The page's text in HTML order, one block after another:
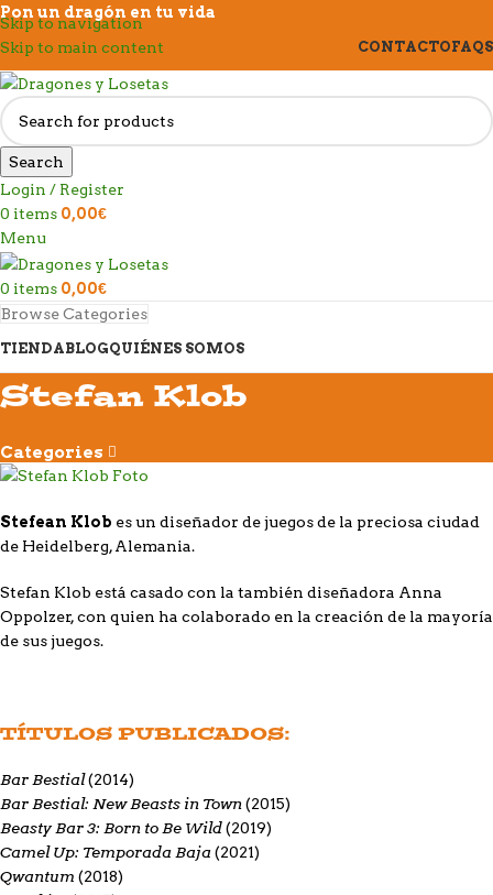
Skip to navigation
Skip to main content
Pon un dragón en tu vida
CONTACTOFAQS
Search
Login / Register
0 items 0,00€
Menu
0 items 0,00€
Browse Categories
TIENDABLOGQUIÉNES SOMOS
Stefan Klob
Categories
Stefean Klob es un diseñador de juegos de la preciosa ciudad
de Heidelberg, Alemania.
Stefan Klob está casado con la también diseñadora Anna
Oppolzer, con quien ha colaborado en la creación de la mayoría
de sus juegos.
TÍTULOS PUBLICADOS:
Bar Bestial(2014)
Bar Bestial: New Beasts in Town(2015)
Beasty Bar 3: Born to Be Wild(2019)
Camel Up: Temporada Baja(2021)
Qwantum (2018)